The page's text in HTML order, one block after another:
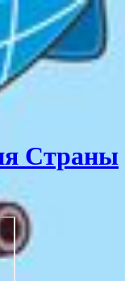
Страны